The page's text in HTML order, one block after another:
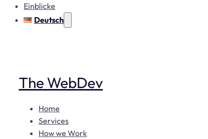
Einblicke
Deutsch
The WebDev
Home
Services
How we Work